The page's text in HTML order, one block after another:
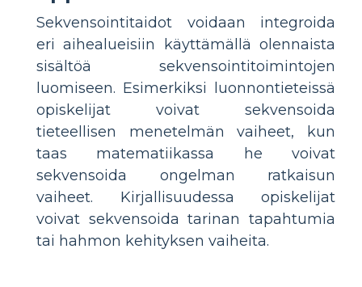
Sekvensointitaidot voidaan integroida
eri aihealueisiin käyttämällä olennaista
sisältöä sekvensointitoimintojen
luomiseen. Esimerkiksi luonnontieteissä
opiskelijat voivat sekvensoida
tieteellisen menetelmän vaiheet, kun
taas matematiikassa he voivat
sekvensoida ongelman ratkaisun
vaiheet. Kirjallisuudessa opiskelijat
voivat sekvensoida tarinan tapahtumia
tai hahmon kehityksen vaiheita.